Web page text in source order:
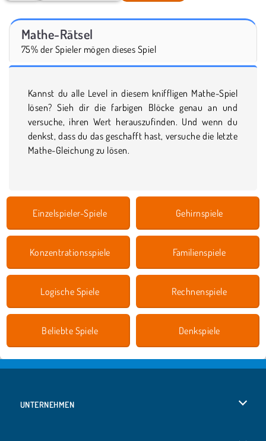
Mathe-Rätsel
75% der Spieler mögen dieses Spiel
Kannst du alle Level in diesem kniffligen Mathe-Spiel
lösen? Sieh dir die farbigen Blöcke genau an und
versuche, ihren Wert herauszufinden. Und wenn du
denkst, dass du das geschafft hast, versuche die letzte
Mathe-Gleichung zu lösen.
Einzelspieler-Spiele Gehirnspiele
Konzentrationsspiele Familienspiele
Logische Spiele Rechnenspiele
Beliebte Spiele Denkspiele
UNTERNEHMEN